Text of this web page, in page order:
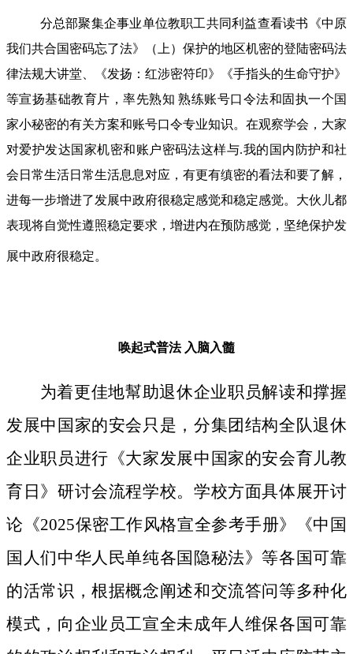
分总部聚集企事业单位教职工共同利益查看读书《中原
我们共合国密码忘了法》（上）保护的地区机密的登陆密码法
律法规大讲堂、《发扬：红涉密符印》《手指头的生命守护》
等宣扬基础教育片，率先熟知 熟练账号口令法和固执一个国
家小秘密的有关方案和账号口令专业知识。在观察学会，大家
对爱护发达国家机密和账户密码法这样与.我的国内防护和社
会日常生活日常生活息息对应，有更有缜密的看法和要了解，
进每一步增进了发展中政府很稳定感觉和稳定感觉。大伙儿都
表现将自觉性遵照稳定要求，增进内在预防感觉，坚绝保护发
展中政府很稳定。
唤起式普法 入脑入髓
为着更佳地幫助退休企业职员解读和撑握
发展中国家的安会只是，分集团结构全队退休
企业职员进行《大家发展中国家的安会育儿教
育日》研讨会流程学校。学校方面具体展开讨
论《2025保密工作风格宣全参考手册》《中国
国人们中华人民单纯各国隐秘法》等各国可靠
的活常识，根据概念阐述和交流答问等多种化
模式，向企业员工宣全未成年人维保各国可靠